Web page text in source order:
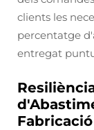
clients les
percentatge
entregat